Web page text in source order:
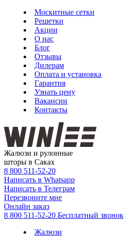
Москитные сетки
Решетки
Акции
О нас
Блог
Отзывы
Дилерам
Оплата и установка
Гарантия
Узнать цену
Вакансии
Контакты
Жалюзи и рулонные
шторы в Саках
8 800 511-52-20
Написать в Whatsapp
Написать в Телеграм
Перезвоните мне
Онлайн заказ
8 800 511-52-20 Бесплатный звонок
Жалюзи